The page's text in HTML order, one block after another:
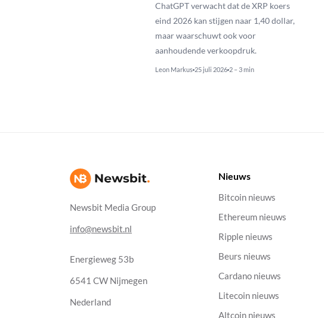
ChatGPT verwacht dat de XRP koers
eind 2026 kan stijgen naar 1,40 dollar,
maar waarschuwt ook voor
aanhoudende verkoopdruk.
Leon Markus 25 juli 2026 2 – 3 min
Newsbit Media Group
info@newsbit.nl
Energieweg 53b
6541 CW Nijmegen
Nederland
Nieuws
Bitcoin nieuws
Ethereum nieuws
Ripple nieuws
Beurs nieuws
Cardano nieuws
Litecoin nieuws
Altcoin nieuws